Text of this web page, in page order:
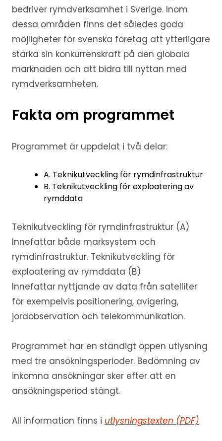
bedriver rymdverksamhet i Sverige. Inom
dessa områden finns det således goda
möjligheter för svenska företag att ytterligare
stärka sin konkurrenskraft på den globala
marknaden och att bidra till nyttan med
rymdverksamheten.
Fakta om programmet
Programmet är uppdelat i två delar:
A. Teknikutveckling för rymdinfrastruktur
B. Teknikutveckling för exploatering av
rymddata
Teknikutveckling för rymdinfrastruktur (A)
Innefattar både marksystem och
rymdinfrastruktur. Teknikutveckling för
exploatering av rymddata (B)
Innefattar nyttjande av data från satelliter
för exempelvis positionering, avigering,
jordobservation och telekommunikation.
Programmet har en ständigt öppen utlysning
med tre ansökningsperioder. Bedömning av
inkomna ansökningar sker efter att en
ansökningsperiod stängt.
All information finns i utlysningstexten (PDF)